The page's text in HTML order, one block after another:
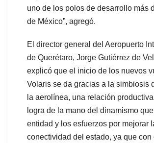
uno de los polos de desarrollo más
de México”, agregó.
El director general del Aeropuerto
de Querétaro, Jorge Gutiérrez de
explicó que el inicio de los nuevos
Volaris se da gracias a la simbiosis
la aerolínea, una relación
logra de la mano del dinamismo
entidad y los esfuerzos por mejorar
conectividad del estado, ya que con